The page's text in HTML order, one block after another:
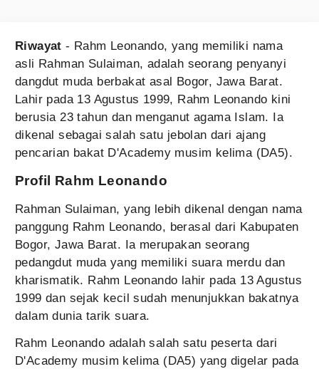
Riwayat - Rahm Leonando, yang memiliki nama
asli Rahman Sulaiman, adalah seorang penyanyi
dangdut muda berbakat asal Bogor, Jawa Barat.
Lahir pada 13 Agustus 1999, Rahm Leonando kini
berusia 23 tahun dan menganut agama Islam. Ia
dikenal sebagai salah satu jebolan dari ajang
pencarian bakat D'Academy musim kelima (DA5).
Profil Rahm Leonando
Rahman Sulaiman, yang lebih dikenal dengan nama
panggung Rahm Leonando, berasal dari Kabupaten
Bogor, Jawa Barat. Ia merupakan seorang
pedangdut muda yang memiliki suara merdu dan
kharismatik. Rahm Leonando lahir pada 13 Agustus
1999 dan sejak kecil sudah menunjukkan bakatnya
dalam dunia tarik suara.
Rahm Leonando adalah salah satu peserta dari
D'Academy musim kelima (DA5) yang digelar pada